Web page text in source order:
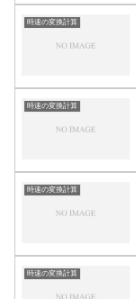
時速の変換計算
時速の変換計算
時速の変換計算
時速の変換計算